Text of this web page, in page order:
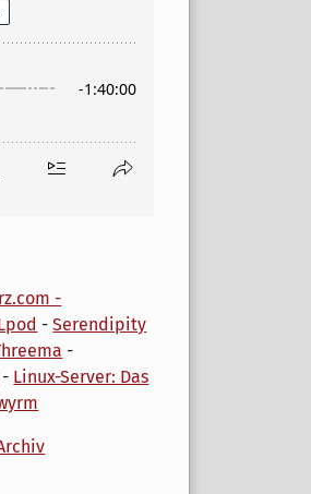
-
-Serendipity
-
- Linux-Server: Das